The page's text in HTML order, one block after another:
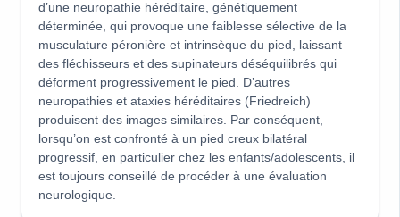
d’une neuropathie héréditaire, génétiquement
déterminée, qui provoque une faiblesse sélective de la
musculature péronière et intrinsèque du pied, laissant
des fléchisseurs et des supinateurs déséquilibrés qui
déforment progressivement le pied. D’autres
neuropathies et ataxies héréditaires (Friedreich)
produisent des images similaires. Par conséquent,
lorsqu’on est confronté à un pied creux bilatéral
progressif, en particulier chez les enfants/adolescents, il
est toujours conseillé de procéder à une évaluation
neurologique.